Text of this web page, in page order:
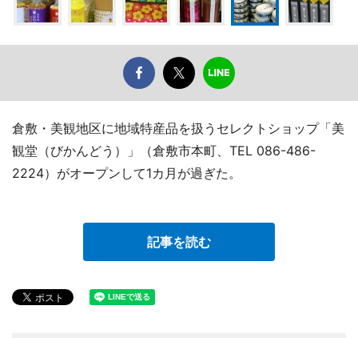
倉敷・美観地区に地域特産品を扱うセレクトショップ「美
観堂（びかんどう）」（倉敷市本町、TEL 086-486-
2224）がオープンして1カ月が過ぎた。
記事を読む